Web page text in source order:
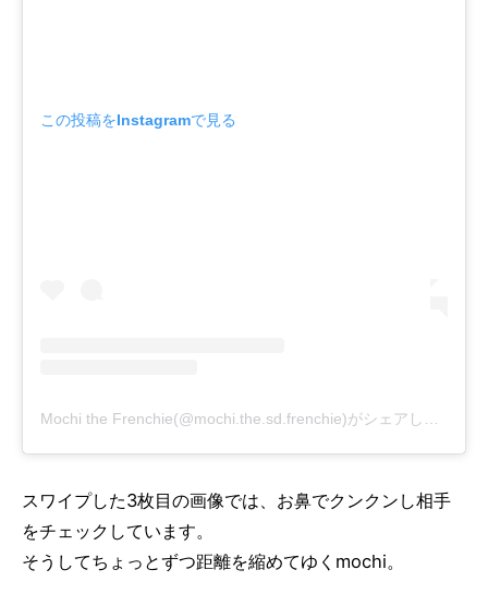
この投稿をInstagramで見る
Mochi the Frenchie(@mochi.the.sd.frenchie)がシェアした投稿
スワイプした3枚目の画像では、お鼻でクンクンし相手
をチェックしています。
そうしてちょっとずつ距離を縮めてゆくmochi。